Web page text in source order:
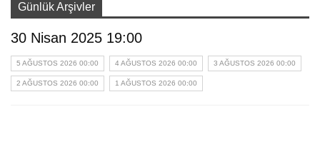
Günlük Arşivler
30 Nisan 2025 19:00
5 AĞUSTOS 2026 00:00 4 AĞUSTOS 2026 00:00 3 AĞUSTOS 2026 00:00
2 AĞUSTOS 2026 00:00 1 AĞUSTOS 2026 00:00